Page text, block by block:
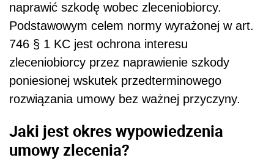
naprawić szkodę wobec zleceniobiorcy.
Podstawowym celem normy wyrażonej w art.
746 § 1 KC jest ochrona interesu
zleceniobiorcy przez naprawienie szkody
poniesionej wskutek przedterminowego
rozwiązania umowy bez ważnej przyczyny.
Jaki jest okres wypowiedzenia
umowy zlecenia?